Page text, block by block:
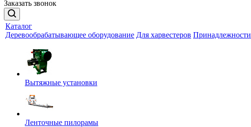
Заказать звонок
Каталог
Деревообрабатывающее оборудование Для харвестеров Принадлежности
Вытяжные установки
Ленточные пилорамы